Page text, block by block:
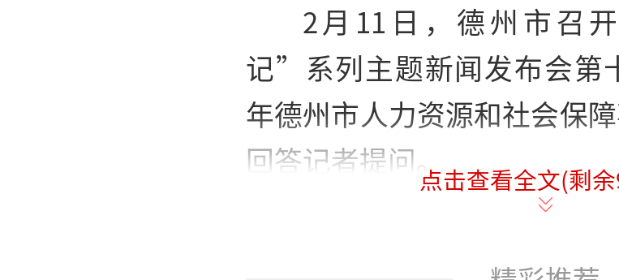
2月11日，德州市召
记”系列主题新闻发布会第
年德州市人力资源和社会保
回答记者提问。点击查看全文(剩余